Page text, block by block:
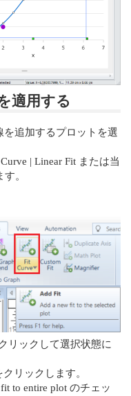
適用する
を追加するプロットを選
| Linear Fit または当
。
リックして選択状態に
リックします。
to entire plot のチェッ